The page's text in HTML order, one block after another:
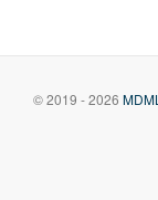
© 2019 - 2026 MDML